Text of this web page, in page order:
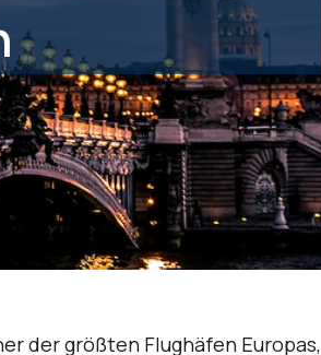
der größten Flughäfen Europas,